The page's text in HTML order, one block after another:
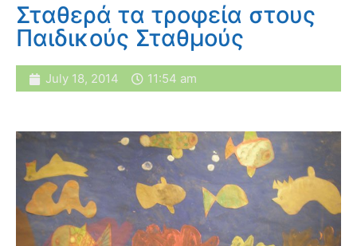
Σταθερά τα τροφεία στους
Παιδικούς Σταθμούς
July 18, 2014 11:54 am